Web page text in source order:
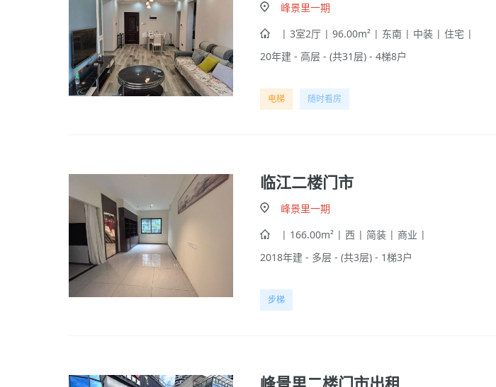
峰景里一期
| 3室2厅 | 96.00m² | 东南 | 中装 | 住宅 |
20年建 - 高层 - (共31层) - 4梯8户
电梯 随时看房
临江二楼门市
峰景里一期
| 166.00m² | 西 | 简装 | 商业 |
2018年建 - 多层 - (共3层) - 1梯3户
步梯